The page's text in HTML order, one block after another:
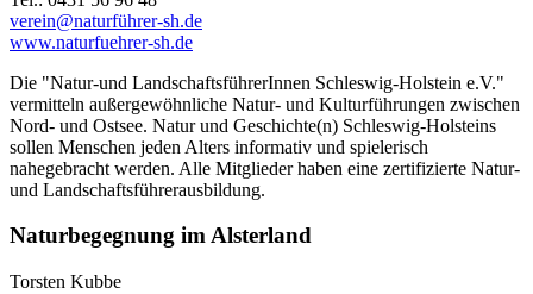
verein@naturführer-sh.de
www.naturfuehrer-sh.de
Die "Natur-und LandschaftsführerInnen Schleswig-Holstein e.V."
vermitteln außergewöhnliche Natur- und Kulturführungen zwischen
Nord- und Ostsee. Natur und Geschichte(n) Schleswig-Holsteins
sollen Menschen jeden Alters informativ und spielerisch
nahegebracht werden. Alle Mitglieder haben eine zertifizierte Natur-
und Landschaftsführerausbildung.
Naturbegegnung im Alsterland
Torsten Kubbe